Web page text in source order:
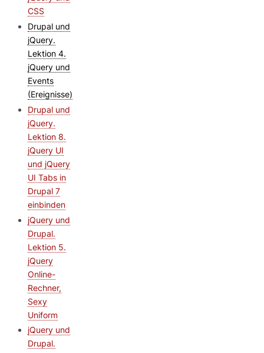
CSS
Drupal und
jQuery.
Lektion 4.
jQuery und
Events
(Ereignisse)
Drupal und
jQuery.
Lektion 8.
jQuery UI
und jQuery
UI Tabs in
Drupal 7
einbinden
jQuery und
Drupal.
Lektion 5.
jQuery
Online-
Rechner,
Sexy
Uniform
jQuery und
Drupal.